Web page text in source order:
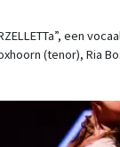
een
(tenor), Ria